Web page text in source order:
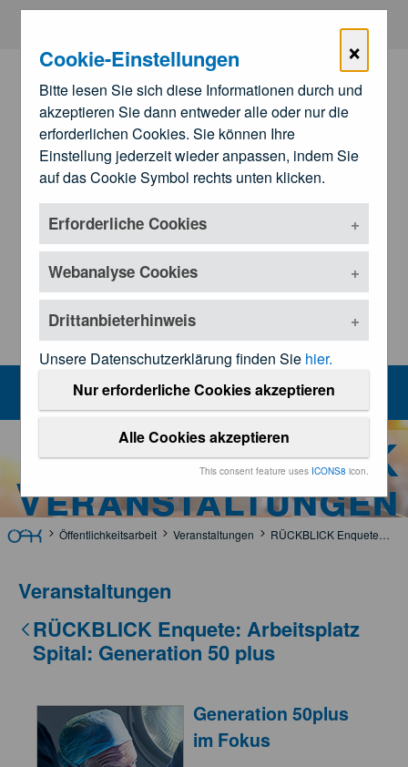
×
Cookie-Einstellungen
Bitte lesen Sie sich diese Informationen durch und
akzeptieren Sie dann entweder alle oder nur die
erforderlichen Cookies. Sie können Ihre
Einstellung jederzeit wieder anpassen, indem Sie
auf das Cookie Symbol rechts unten klicken.
Erforderliche Cookies
Webanalyse Cookies
Drittanbieterhinweis
Unsere Datenschutzerklärung finden Sie hier.
Nur erforderliche Cookies akzeptieren
Alle Cookies akzeptieren
This consent feature uses ICONS8 icon.
Zum Hauptinhalt springen
Zu den
Landesärztekammern
Veranstaltungen
MENU
ÖÄK
Veranstaltungen
Öffentlichkeitsarbeit Veranstaltungen RÜCKBLICK Enquete: Arbeitsplatz Spital: Generation 50 plus
Veranstaltungen
RÜCKBLICK Enquete: Arbeitsplatz
Spital: Generation 50 plus
Generation 50plus
im Fokus